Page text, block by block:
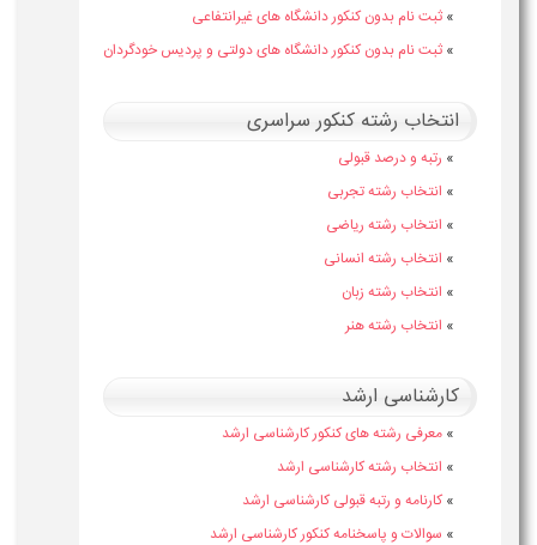
» ثبت نام بدون کنکور دانشگاه های غیرانتفاعی
» ثبت نام بدون کنکور دانشگاه های دولتی و پردیس خودگردان
انتخاب رشته کنکور سراسری
» رتبه و درصد قبولی
» انتخاب رشته تجربی
» انتخاب رشته ریاضی
» انتخاب رشته انسانی
» انتخاب رشته زبان
» انتخاب رشته هنر
کارشناسی ارشد
» معرفی رشته های کنکور کارشناسی ارشد
» انتخاب رشته کارشناسی ارشد
» کارنامه و رتبه قبولی کارشناسی ارشد
» سوالات و پاسخنامه کنکور کارشناسی ارشد